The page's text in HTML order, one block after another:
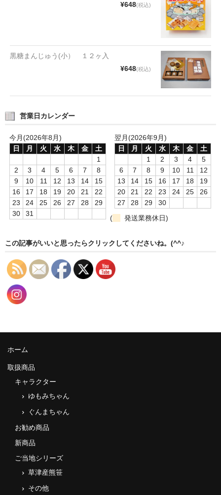
会社理念
沿革
社長あいさつ
お問合せ
スタッフブログ
草津Tip店
¥648(税込)
黒糖まんじゅう(小） １２ヶ入
¥648(税込)
営業日カレンダー
今月(2026年8月)
日
月 火 水 木 金
土
1
2
3 4 5 6 7
8
9
10 11 12 13 14
15
16
17 18 19 20 21
22
23
24 25 26 27 28
29
30
31
翌月(2026年9月)
日
月 火 水 木 金
土
1
2 3 4
5
6
7 8 9 10 11
12
13
14 15 16 17 18
19
20
21 22 23 24 25
26
27
28 29
30
(
発送業務休日)
この記事がいいと思ったらクリックしてくださいね。(^^♪
ホーム
取扱商品
キャラクター
ゆもみちゃん
ぐんまちゃん
お勧め商品
新商品
ご当地シリーズ
草津産熊笹
その他